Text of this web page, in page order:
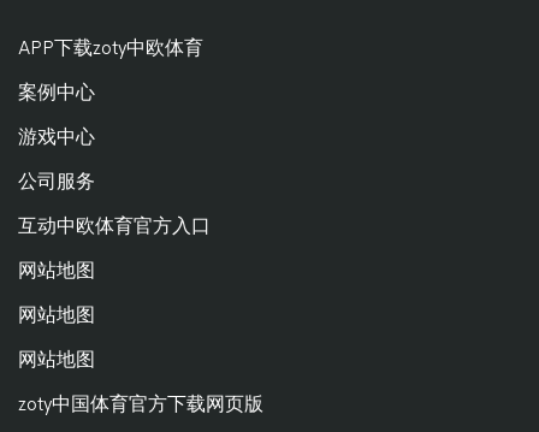
APP下载zoty中欧体育
案例中心
游戏中心
公司服务
互动中欧体育官方入口
网站地图
网站地图
网站地图
zoty中国体育官方下载网页版